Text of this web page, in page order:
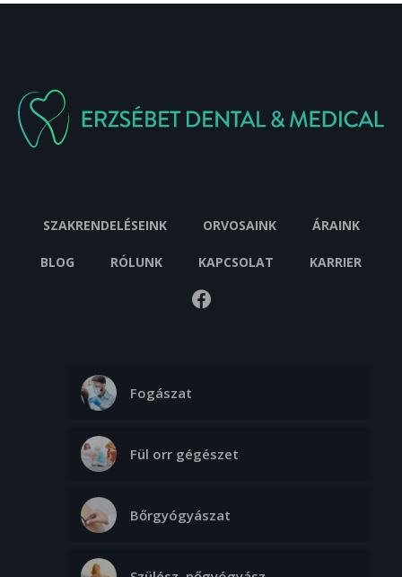
SZAKRENDELÉSEINK ORVOSAINK ÁRAINK
BLOG RÓLUNK KAPCSOLAT KARRIER
Fogászat
Fül orr gégészet
Bőrgyógyászat